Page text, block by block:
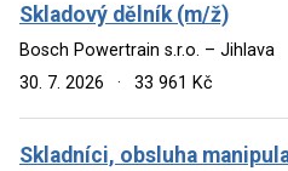
Skladový dělník (m/ž)
Bosch Powertrain s.r.o. – Jihlava
30. 7. 2026
· 33 961 Kč
Skladníci, obsluha